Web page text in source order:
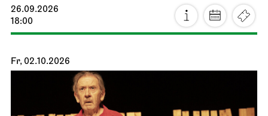
26.09.2026
18:00
Fr, 02.10.2026